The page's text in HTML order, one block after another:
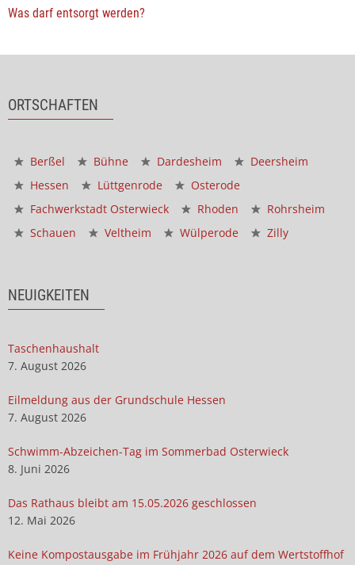
Was darf entsorgt werden?
ORTSCHAFTEN
Berßel Bühne Dardesheim
Deersheim
Hessen
Lüttgenrode
Osterode
Fachwerkstadt Osterwieck
Rhoden
Rohrsheim
Schauen
Veltheim Wülperode Zilly
NEUIGKEITEN
Taschenhaushalt
7. August 2026
Eilmeldung aus der Grundschule Hessen
7. August 2026
Schwimm-Abzeichen-Tag im Sommerbad Osterwieck
8. Juni 2026
Das Rathaus bleibt am 15.05.2026 geschlossen
12. Mai 2026
Keine Kompostausgabe im Frühjahr 2026 auf dem Wertstoffhof